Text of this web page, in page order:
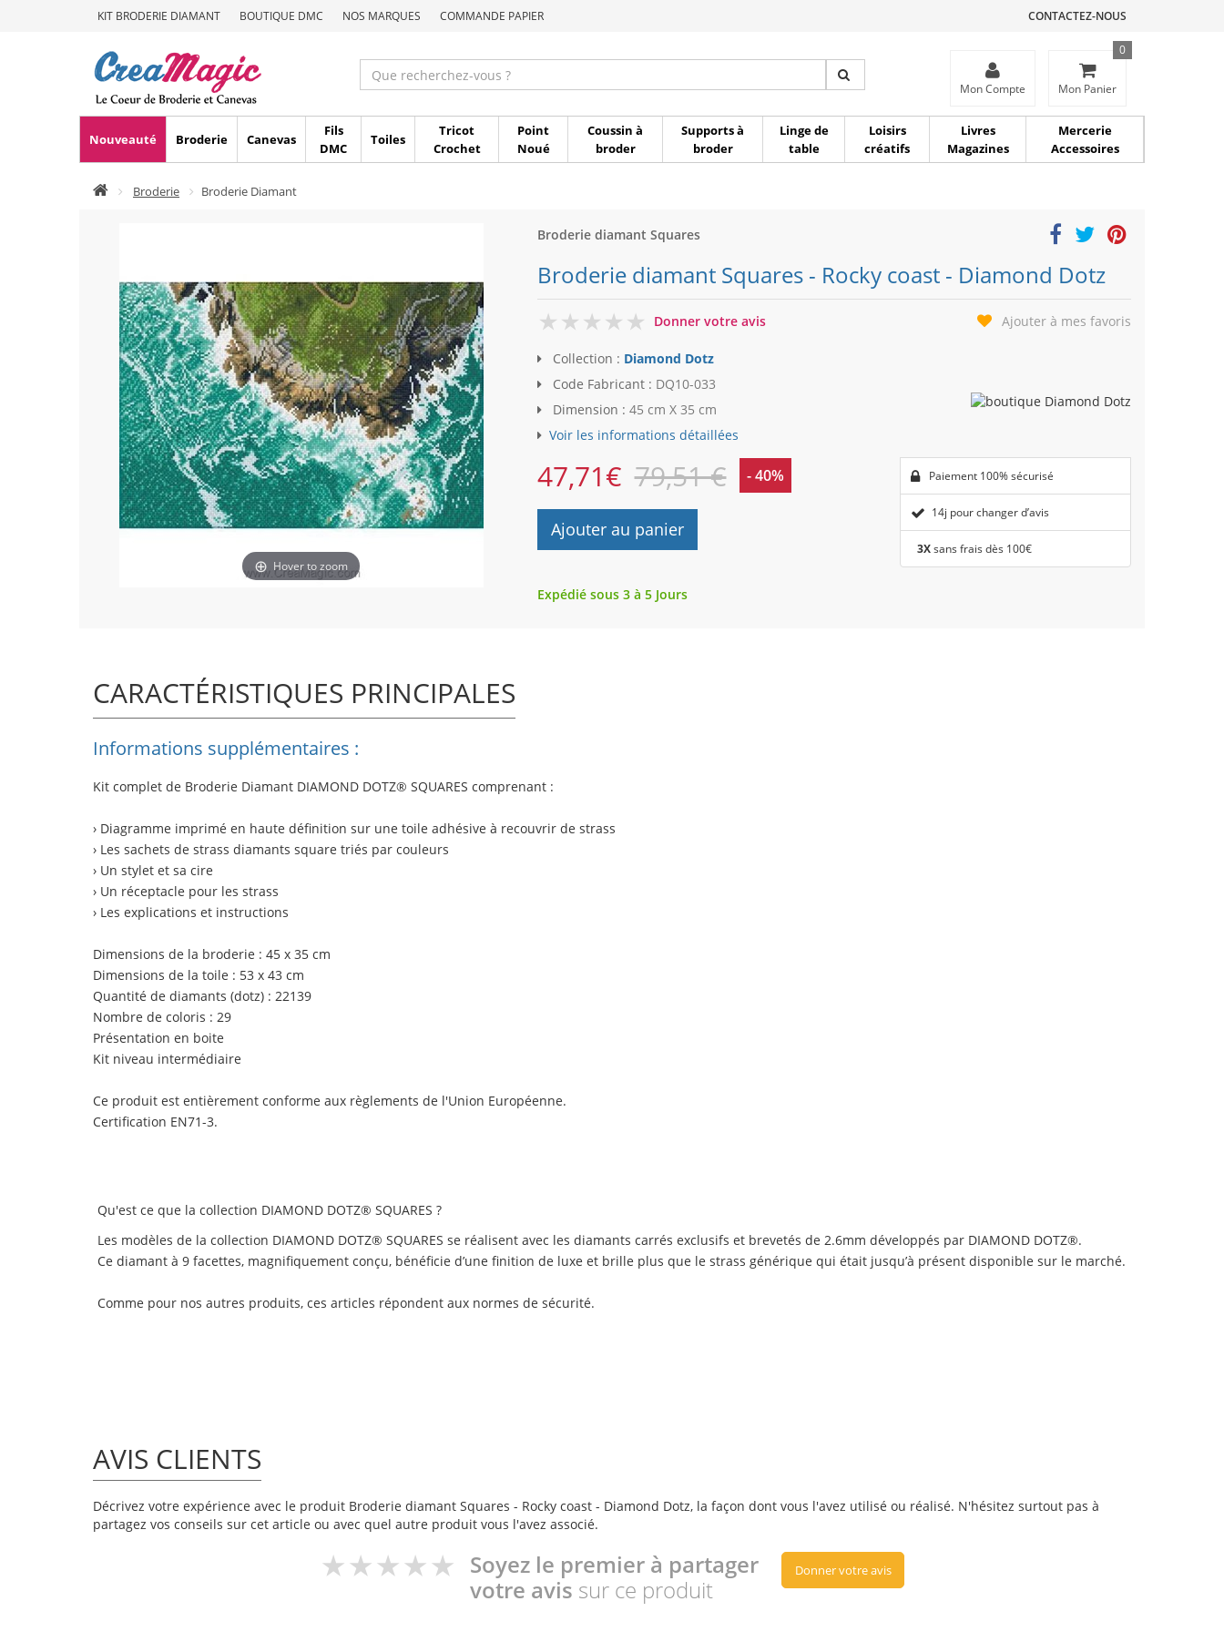
KIT BRODERIE DIAMANT BOUTIQUE DMC NOS MARQUES COMMANDE PAPIER CONTACTEZ-NOUS
Mon Compte Mon Panier
0
Nouveauté Broderie Canevas
Fils
DMC
Toiles
Tricot
Crochet
Point
Noué
Coussin à
broder
Supports à
broder
Linge de
table
Loisirs
créatifs
Livres
Magazines
Mercerie
Accessoires
Broderie Broderie Diamant
Hover to zoom
Broderie diamant Squares
Broderie diamant Squares - Rocky coast - Diamond Dotz
0
Donner votre avis Ajouter à mes favoris
Collection : Diamond Dotz
Code Fabricant : DQ10-033
Dimension : 45 cm X 35 cm
Voir les informations détaillées
47,71€ 79,51 € - 40%
Ajouter au panier
Paiement 100% sécurisé
14j pour changer d’avis
3Xsans frais dès 100€
Expédié sous 3 à 5 Jours
CARACTÉRISTIQUES PRINCIPALES
Informations supplémentaires :
Kit complet de Broderie Diamant DIAMOND DOTZ® SQUARES comprenant :
› Diagramme imprimé en haute définition sur une toile adhésive à recouvrir de strass
› Les sachets de strass diamants square triés par couleurs
› Un stylet et sa cire
› Un réceptacle pour les strass
› Les explications et instructions
Dimensions de la broderie : 45 x 35 cm
Dimensions de la toile : 53 x 43 cm
Quantité de diamants (dotz) : 22139
Nombre de coloris : 29
Présentation en boite
Kit niveau intermédiaire
Ce produit est entièrement conforme aux règlements de l'Union Européenne.
Certification EN71-3.
Qu'est ce que la collection DIAMOND DOTZ® SQUARES ?
Les modèles de la collection DIAMOND DOTZ® SQUARES se réalisent avec les diamants carrés exclusifs et brevetés de 2.6mm développés par DIAMOND DOTZ®.
Ce diamant à 9 facettes, magnifiquement conçu, bénéficie d’une finition de luxe et brille plus que le strass générique qui était jusqu’à présent disponible sur le marché.
Comme pour nos autres produits, ces articles répondent aux normes de sécurité.
AVIS CLIENTS
Décrivez votre expérience avec le produit Broderie diamant Squares - Rocky coast - Diamond Dotz, la façon dont vous l'avez utilisé ou réalisé. N'hésitez surtout pas à
partagez vos conseils sur cet article ou avec quel autre produit vous l'avez associé.
Soyez le premier à partager
votre avis sur ce produit
Donner votre avis